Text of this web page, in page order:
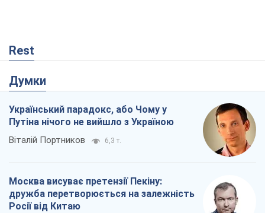
Rest
Думки
Український парадокс, або Чому у
Путіна нічого не вийшло з Україною
Віталій Портников 6,3 т.
Москва висуває претензії Пекіну:
дружба перетворюється на залежність
Росії від Китаю